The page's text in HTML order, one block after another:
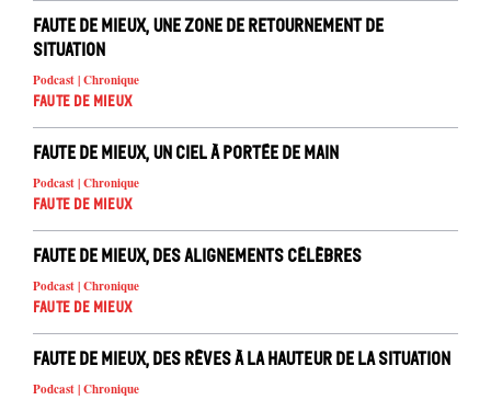
Faute de mieux, une zone de retournement de
situation
Podcast | Chronique
Faute de mieux
Faute de mieux, un ciel à portée de main
Podcast | Chronique
Faute de mieux
Faute de mieux, des alignements célèbres
Podcast | Chronique
Faute de mieux
Faute de mieux, des rêves à la hauteur de la situation
Podcast | Chronique